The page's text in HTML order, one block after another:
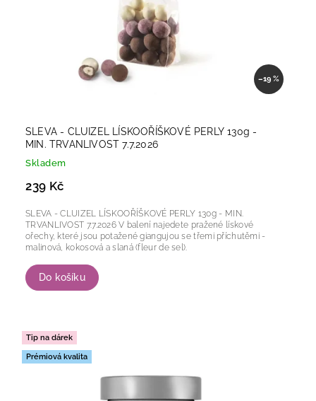
–19 %
SLEVA - CLUIZEL LÍSKOOŘÍŠKOVÉ PERLY 130g -
MIN. TRVANLIVOST 7.7.2026
Skladem
239 Kč
Do košíku
SLEVA - CLUIZEL LÍSKOOŘÍŠKOVÉ PERLY 130g - MIN.
TRVANLIVOST 7.7.2026 V balení najedete pražené lískové
ořechy, které jsou potažené giangujou se třemi příchutěmi -
Tip na dárek
Prémiová kvalita